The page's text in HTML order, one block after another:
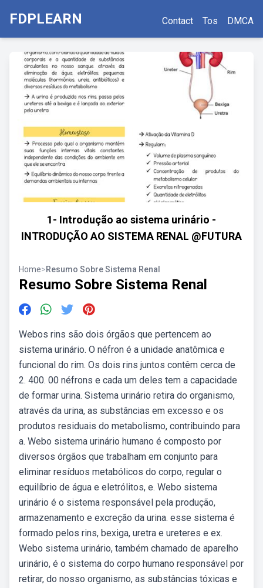
FDPLEARN Contact Tos DMCA
1- Introdução ao sistema urinário -
INTRODUÇÃO AO SISTEMA RENAL @FUTURA
Home>Resumo Sobre Sistema Renal
Resumo Sobre Sistema Renal
Webos rins são dois órgãos que pertencem ao
sistema urinário. O néfron é a unidade anatômica e
funcional do rim. Os dois rins juntos contêm cerca de
2. 400. 00 néfrons e cada um deles tem a capacidade
de formar urina. Sistema urinário retira do organismo,
através da urina, as substâncias em excesso e os
produtos residuais do metabolismo, contribuindo para
a. Webo sistema urinário humano é composto por
diversos órgãos que trabalham em conjunto para
eliminar resíduos metabólicos do corpo, regular o
equilíbrio de água e eletrólitos, e. Webo sistema
urinário é o sistema responsável pela produção,
armazenamento e excreção da urina. esse sistema é
formado pelos rins, bexiga, uretra e ureteres e ex.
Webo sistema urinário, também chamado de aparelho
urinário, é o sistema do corpo humano responsável por
retirar, do nosso organismo, as substâncias tóxicas e